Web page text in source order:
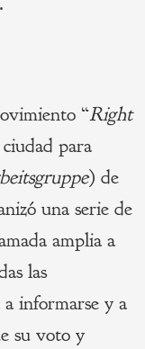
“Right
para
) de
una serie de
amplia a
las
informarse y a
su voto y